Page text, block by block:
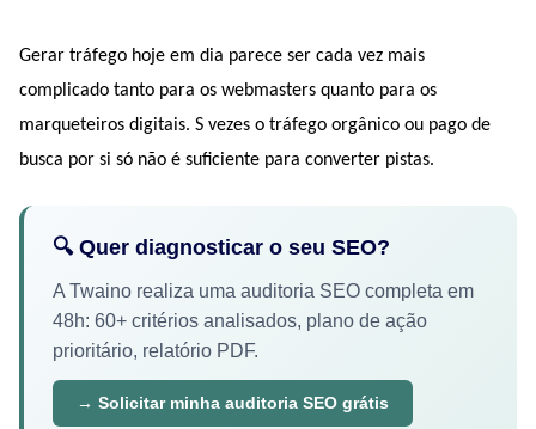
Gerar tráfego hoje em dia parece ser cada vez mais
complicado tanto para os webmasters quanto para os
marqueteiros digitais. S vezes o tráfego orgânico ou pago de
busca por si só não é suficiente para converter pistas.
🔍 Quer diagnosticar o seu SEO?
A Twaino realiza uma auditoria SEO completa em
48h: 60+ critérios analisados, plano de ação
prioritário, relatório PDF.
→ Solicitar minha auditoria SEO grátis